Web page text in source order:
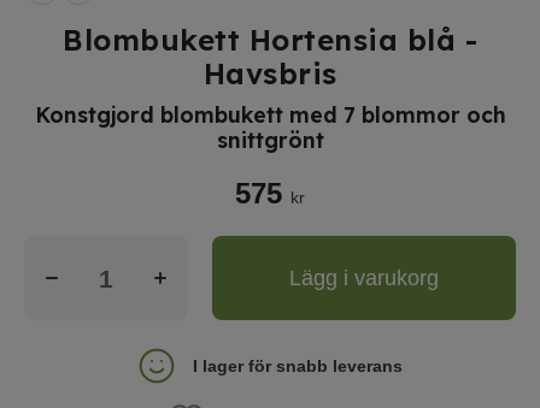
Blombukett Hortensia blå -
Havsbris
Konstgjord blombukett med 7 blommor och
snittgrönt
575 kr
Lägg i varukorg
I lager för snabb leverans